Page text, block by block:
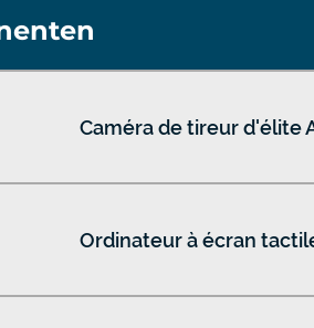
Caméra de tireur d'élite
Ordinateur à écran